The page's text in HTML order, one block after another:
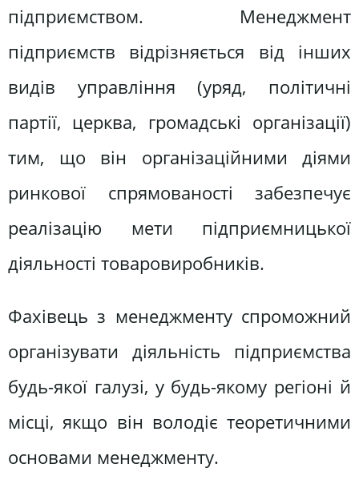
підприємством. Менеджмент
підприємств відрізняється від інших
видів управління (уряд, політичні
партії, церква, громадські організації)
тим, що він організаційними діями
ринкової спрямованості забезпечує
реалізацію мети підприємницької
діяльності товаровиробників.
Фахівець з менеджменту спроможний
організувати діяльність підприємства
будь-якої галузі, у будь-якому регіоні й
місці, якщо він володіє теоретичними
основами менеджменту.